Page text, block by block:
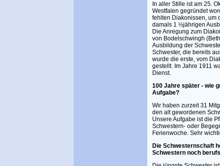
In aller Stille ist am 25.
Westfalen gegründet
fehlten Diakonissen, um
damals 1 ½jährigen
Die Anregung zum
von Bodelschwingh
Ausbildung der
Schwester, die bereits
wurde die erste, vom
gestellt. Im Jahre 1911
Dienst.
100 Jahre später - wie
Aufgabe?
Wir haben zurzeit 31
den alt gewordenen
Unsere Aufgabe ist die
Schwestern- oder
Ferienwoche. Sehr
Die Schwesternschaft
Schwestern noch